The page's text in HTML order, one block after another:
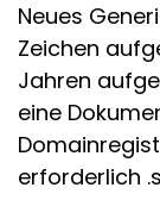
Neues
Zeichen
Jahren
eine
erforderlich